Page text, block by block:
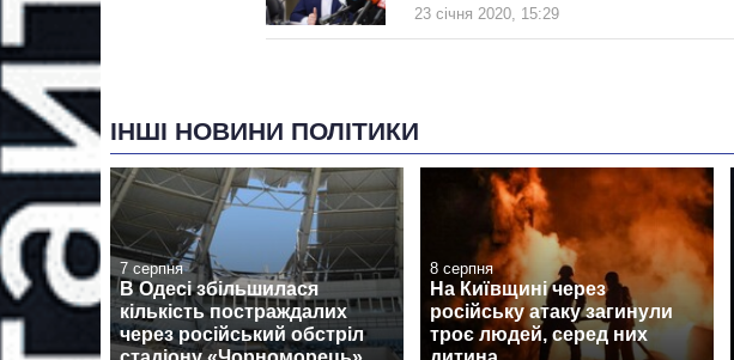
23 січня 2020, 15:29
ІНШІ НОВИНИ ПОЛІТИКИ
7 серпня
В Одесі збільшилася
кількість постраждалих
через російський обстріл
8 серпня
На Київщині через
російську атаку загинули
троє людей, серед них